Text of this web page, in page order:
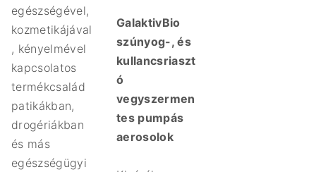
egészségével,
kozmetikájával
, kényelmével
kapcsolatos
termékcsalád
patikákban,
drogériákban
és más
egészségügyi
GalaktivBio
szúnyog-, és
kullancsriaszt
ó
vegyszermen
tes pumpás
aerosolok